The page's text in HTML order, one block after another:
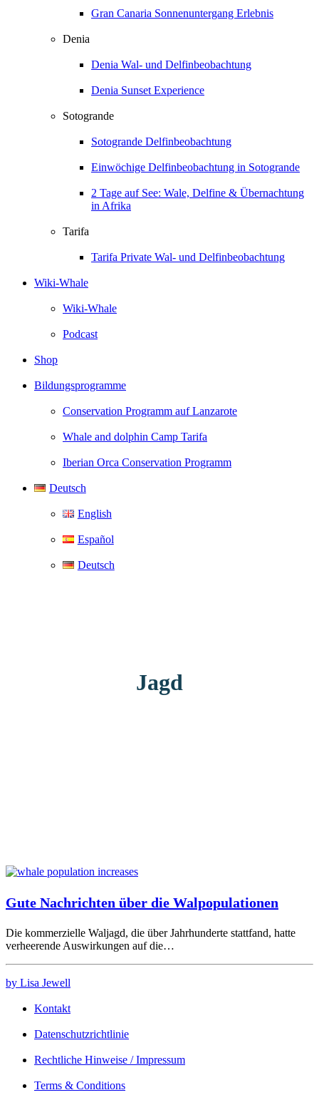
Gran Canaria Sonnenuntergang Erlebnis
Denia
Denia Wal- und Delfinbeobachtung
Denia Sunset Experience
Sotogrande
Sotogrande Delfinbeobachtung
Einwöchige Delfinbeobachtung in Sotogrande
2 Tage auf See: Wale, Delfine & Übernachtung
in Afrika
Tarifa
Tarifa Private Wal- und Delfinbeobachtung
Wiki-Whale
Wiki-Whale
Podcast
Shop
Bildungsprogramme
Conservation Programm auf Lanzarote
Whale and dolphin Camp Tarifa
Iberian Orca Conservation Programm
Deutsch
English
Español
Deutsch
Jagd
Gute Nachrichten über die Walpopulationen
Die kommerzielle Waljagd, die über Jahrhunderte stattfand, hatte
verheerende Auswirkungen auf die…
by Lisa Jewell
Kontakt
Datenschutzrichtlinie
Rechtliche Hinweise / Impressum
Terms & Conditions